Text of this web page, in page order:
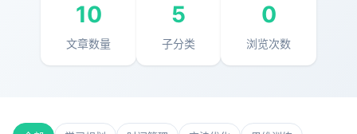
10
文章数量
5
子分类
0
浏览次数